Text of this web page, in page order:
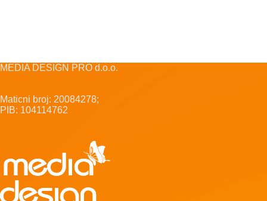
MEDIA DESIGN PRO d.o.o.
Maticni broj: 20084278;
PIB: 104114762